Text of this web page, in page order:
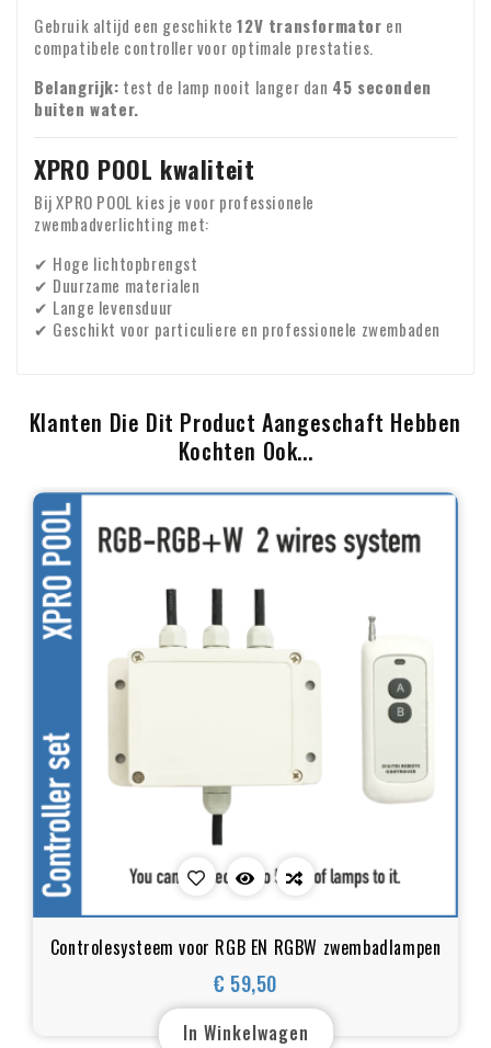
Gebruik altijd een geschikte12V transformator en
compatibele controller voor optimale prestaties.
Belangrijk: test de lamp nooit langer dan 45 seconden
buiten water.
XPRO POOL kwaliteit
Bij XPRO POOL kies je voor professionele
zwembadverlichting met:
✔ Hoge lichtopbrengst
✔ Duurzame materialen
✔ Lange levensduur
✔ Geschikt voor particuliere en professionele zwembaden
Klanten Die Dit Product Aangeschaft Hebben
Kochten Ook...
Controlesysteem voor RGB EN RGBW zwembadlampen
€ 59,50
Prijs
In Winkelwagen